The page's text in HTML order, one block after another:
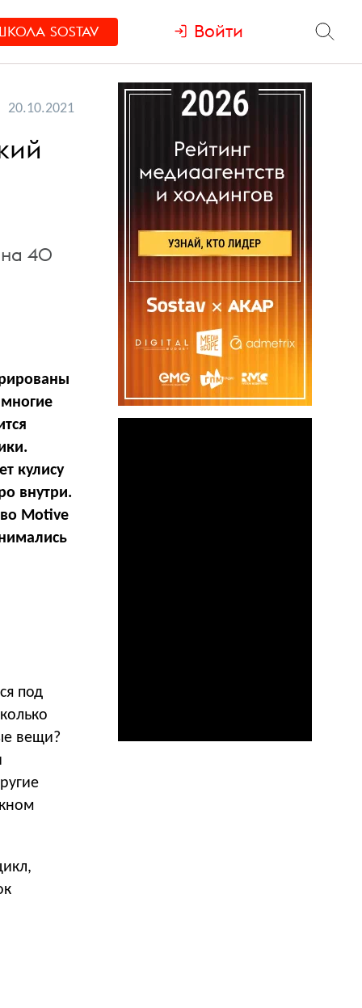
SOSTAV Войти
20.10.2021
40
кулису
внутри.
Motive
под
вещи?